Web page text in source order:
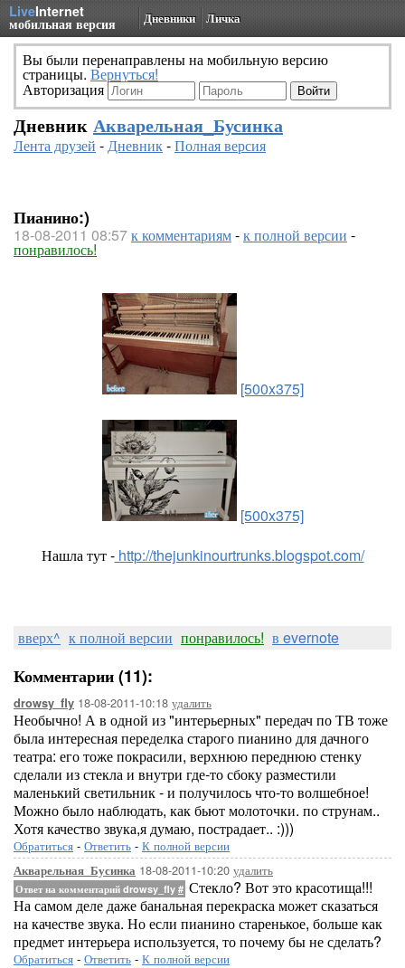
LiveInternet
мобильная версия Дневники Личка
Вы были перенаправлены на мобильную версию
страницы. Вернуться!
Авторизация
Дневник Акварельная_Бусинка
Лента друзей -Дневник-Полная версия
Пианино:)
18-08-2011 08:57к комментариям-к полной версии -
понравилось!
[500x375]
[500x375]
Нашла тут -http://thejunkinourtrunks.blogspot.com/
вверх^ к полной версии понравилось! в evernote
Комментарии (11):
drowsy_fly 18-08-2011-10:18 удалить
Необычно! А в одной из "интерьерных" передач по ТВ тоже
была интересная переделка старого пианино для дачного
театра: его тоже покрасили, верхнюю переднюю стенку
сделали из стекла и внутри где-то сбоку разместили
маленький светильник - и получилось что-то волшебное!
Можно было наблюдать, как бьют молоточки. по струнам..
Хотя качество звука,я думаю, пострадает.. :)))
Обратиться - Ответить - К полной версии
Акварельная_Бусинка 18-08-2011-10:20 удалить
Ответ на комментарий drowsy_fly # Стекло? Вот это красотища!!!
На самом деле даже банальная перекраска может сказаться
на качестве звука. Но если пианино старенькое, больше как
предмет интерьера используется, то почему бы не сделать?
Обратиться - Ответить - К полной версии